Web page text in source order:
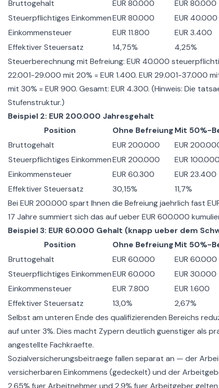
Bruttogehalt EUR 80.000
EUR 80.000
Steuerpflichtiges EinkommenEUR 80.000
EUR 40.000
Einkommensteuer
EUR 11.800
EUR 3.400
Effektiver Steuersatz
14,75%
4,25%
Steuerberechnung mit Befreiung: EUR 40.000
22.001-29.000 mit 20% = EUR 1.400. EUR 29.001-37.000
mit 30% = EUR 900. Gesamt: EUR 4.300. (Hinweis: Die
Stufenstruktur.)
Beispiel 2: EUR 200.000 Jahresgehalt
Position
Ohne BefreiungMit 50%-
Bruttogehalt
EUR 200.000
EUR
Steuerpflichtiges EinkommenEUR 200.000
EUR
Einkommensteuer
EUR 60.300
EUR 23.400
Effektiver Steuersatz
30,15%
11,7%
Bei EUR 200.000 spart Ihnen die Befreiung jaehrlich fast
17 Jahre summiert sich das auf ueber EUR 600.000
Beispiel 3: EUR 60.000 Gehalt (knapp ueber dem
Position
Ohne BefreiungMit 50%-
Bruttogehalt
EUR 60.000
EUR 60.000
Steuerpflichtiges EinkommenEUR 60.000
EUR 30.000
Einkommensteuer
EUR 7.800
EUR 1.600
Effektiver Steuersatz
13,0%
2,67%
Selbst am unteren Ende des qualifizierenden Bereichs
auf unter 3%. Dies macht Zypern deutlich guenstiger als
angestellte Fachkraefte.
Sozialversicherungsbeitraege fallen separat an — der
versicherbaren Einkommens (gedeckelt) und der
2,65% fuer Arbeitnehmer und 2,9% fuer Arbeitgeber